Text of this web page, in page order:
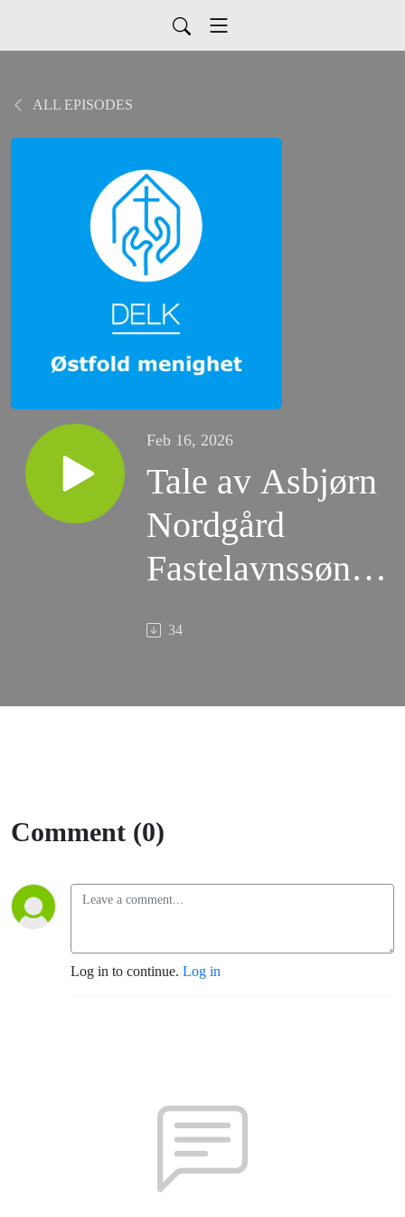
ALL EPISODES
Feb 16, 2026
Tale av Asbjørn
Nordgård
Fastelavnssøndag
(015.02.2026) fra
26
34
Comment (0)
Log in to continue. Log in